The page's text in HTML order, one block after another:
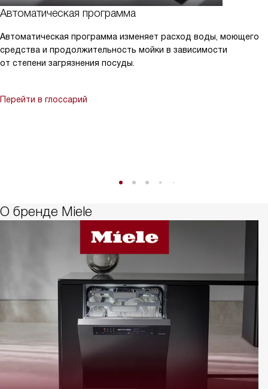
Автоматическая программа
Автоматическая программа изменяет расход воды, моющего
средства и продолжительность мойки в зависимости
от степени загрязнения посуды.
Перейти в глоссарий
О бренде Miele